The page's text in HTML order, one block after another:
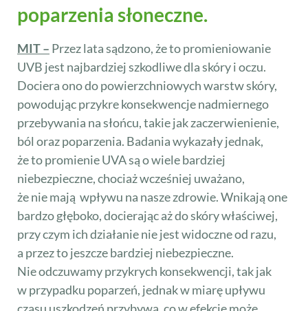
poparzenia słoneczne.
MIT – Przez lata sądzono, że to promieniowanie
UVB jest najbardziej szkodliwe dla skóry i oczu.
Dociera ono do powierzchniowych warstw skóry,
powodując przykre konsekwencje nadmiernego
przebywania na słońcu, takie jak zaczerwienienie,
ból oraz poparzenia. Badania wykazały jednak,
że to promienie UVA są o wiele bardziej
niebezpieczne, chociaż wcześniej uważano,
że nie mają wpływu na nasze zdrowie. Wnikają one
bardzo głęboko, docierając aż do skóry właściwej,
przy czym ich działanie nie jest widoczne od razu,
a przez to jeszcze bardziej niebezpieczne.
Nie odczuwamy przykrych konsekwencji, tak jak
w przypadku poparzeń, jednak w miarę upływu
czasu uszkodzeń przybywa, co w efekcie może